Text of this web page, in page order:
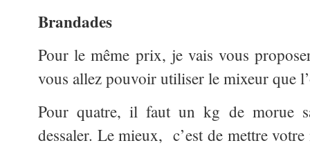
Brandades
Pour le même prix, je vais vous
vous allez pouvoir utiliser le mixeur que
Pour quatre, il faut un kg de morue
dessaler. Le mieux, c’est de mettre